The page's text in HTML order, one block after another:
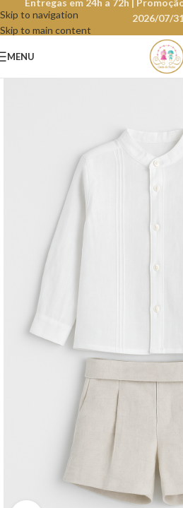
Skip to navigation
Skip to main content
Entregas em 24h a 72h |
2026/07/
MENU